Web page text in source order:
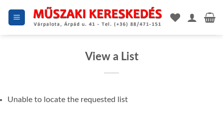
View a List
Unable to locate the requested list